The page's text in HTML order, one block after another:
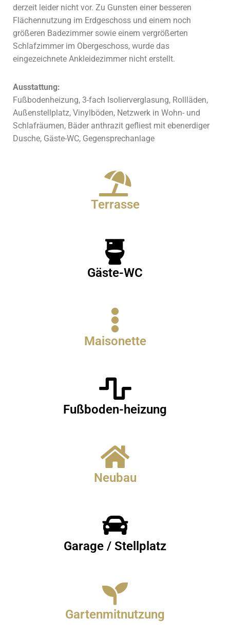
derzeit leider nicht vor. Zu Gunsten einer besseren
Flächennutzung im Erdgeschoss und einem noch
größeren Badezimmer sowie einem vergrößerten
Schlafzimmer im Obergeschoss, wurde das
eingezeichnete Ankleidezimmer nicht erstellt.
Ausstattung:
Fußbodenheizung, 3-fach Isolierverglasung, Rollläden,
Außenstellplatz, Vinylböden, Netzwerk in Wohn- und
Schlafräumen, Bäder anthrazit gefliest mit ebenerdiger
Dusche, Gäste-WC, Gegensprechanlage
Terrasse
Gäste-WC
Maisonette
Fußboden-heizung
Neubau
Garage / Stellplatz
Gartenmitnutzung